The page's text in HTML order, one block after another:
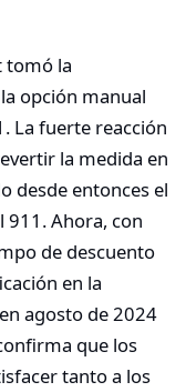
tomó la
opción manual
La fuerte reacción
la medida en
desde entonces el
911. Ahora, con
de descuento
en la
agosto de 2024
que los
tanto a los